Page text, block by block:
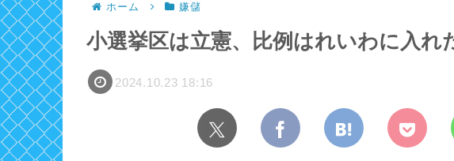
ホーム 嫌儲
小選挙区は立憲、比例はれいわに入れ
2024.10.23 18:16